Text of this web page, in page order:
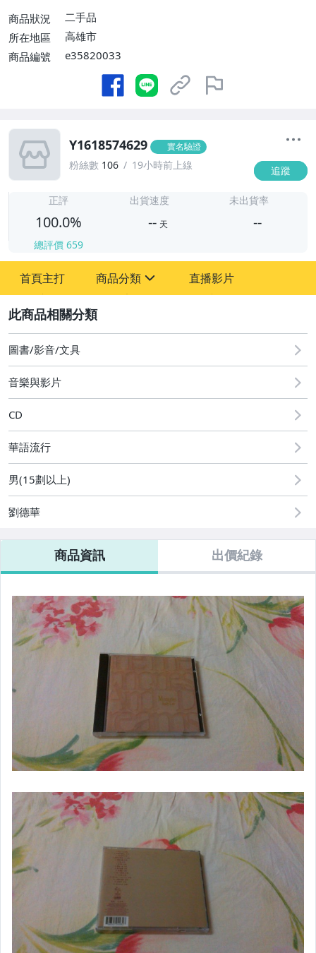
商品狀況
二手品
所在地區
高雄市
商品編號
e35820033
Y1618574629 實名驗證
粉絲數 106 19小時前上線 追蹤
正評
100.0%
總評價 659
出貨速度
-- 天
未出貨率
--
首頁主打 商品分類
圖書/影音/文具
居家、家具與園藝
偶像、球員卡與郵幣
男性精品與服飾
美容保養與彩妝
女包精品與女鞋
運動、戶外與休閒
直播影片
圖書/影音/文具
音樂與影片
CD
華語流行
男(15劃以上)
劉德華
商品資訊 出價紀錄